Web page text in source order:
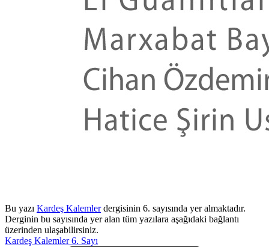
Bu yazı Kardeş Kalemlerdergisinin 6. sayısında yer almaktadır.
Derginin bu sayısında yer alan tüm yazılara aşağıdaki bağlantı
üzerinden ulaşabilirsiniz.
Kardeş Kalemler 6. Sayı